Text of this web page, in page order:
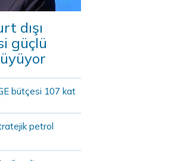
dışı
güçlü
bütçesi 107 kat
petrol